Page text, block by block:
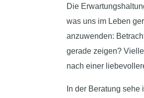
Die
was uns im Leben
anzuwenden:
gerade zeigen?
nach einer
In der Beratung